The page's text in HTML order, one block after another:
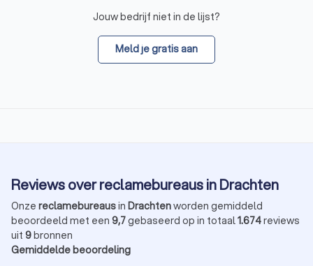
Jouw bedrijf niet in de lijst?
Meld je gratis aan
Reviews over reclamebureaus in Drachten
Onze reclamebureausin Drachtenworden gemiddeld
beoordeeld met een 9,7gebaseerd op in totaal1.674reviews
uit 9bronnen
Gemiddelde beoordeling